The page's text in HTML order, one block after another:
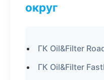
округ
ГК Oil&Filter
ГК Oil&Filter